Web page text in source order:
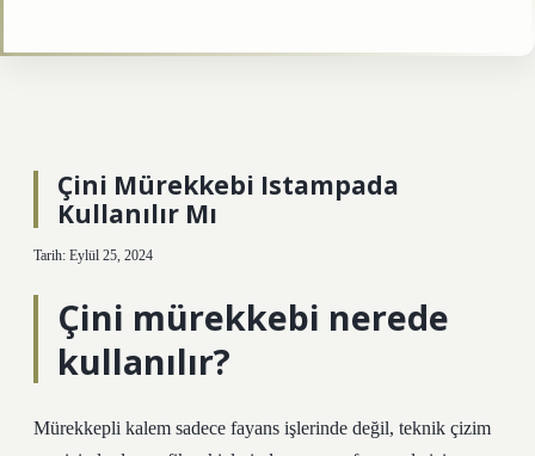
Çini Mürekkebi Istampada
Kullanılır Mı
Tarih: Eylül 25, 2024
Çini mürekkebi nerede
kullanılır?
Mürekkepli kalem sadece fayans işlerinde değil, teknik çizim